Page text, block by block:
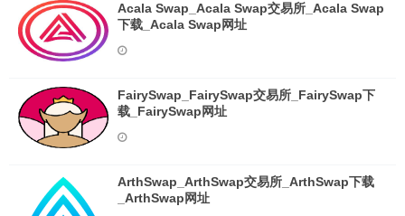
Acala Swap_Acala Swap交易所_Acala Swap
下载_Acala Swap网址
FairySwap_FairySwap交易所_FairySwap下
载_FairySwap网址
ArthSwap_ArthSwap交易所_ArthSwap下载
_ArthSwap网址